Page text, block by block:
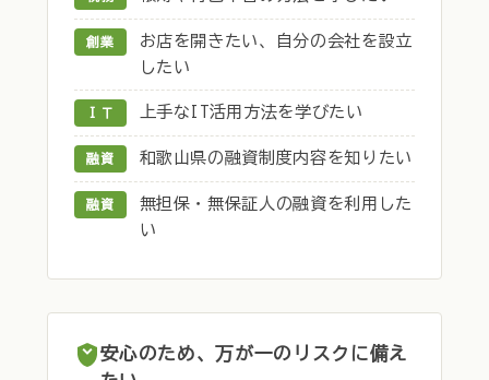
創業
お店を開きたい、自分の会社を設立
したい
ＩＴ 上手なIT活用方法を学びたい
融資 和歌山県の融資制度内容を知りたい
融資
無担保・無保証人の融資を利用した
い
安心のため、万が一のリスクに備え